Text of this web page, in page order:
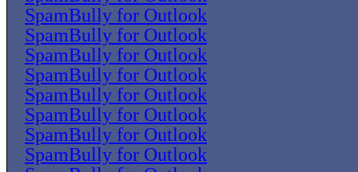
SpamBully for Outlook
SpamBully for Outlook
SpamBully for Outlook
SpamBully for Outlook
SpamBully for Outlook
SpamBully for Outlook
SpamBully for Outlook
SpamBully for Outlook